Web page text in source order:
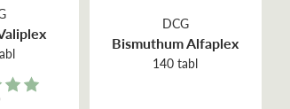
DCG
Bismuthum Alfaplex
140 tabl